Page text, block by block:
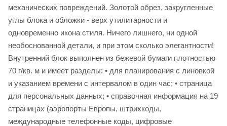
механических повреждений. Золотой обрез, закругленные
углы блока и обложки - верх утилитарности и
одновременно икона стиля. Ничего лишнего, ни одной
необоснованной детали, и при этом сколько элегантности!
Внутренний блок выполнен из бежевой бумаги плотностью
70 г/кв. м и имеет разделы: • для планирования с линовкой
и указанием времени с интервалом в один час; • страница
для персональных данных; • справочная информация на 19
страницах (аэропорты Европы, штрихкоды,
международные телефонные коды, цифровые